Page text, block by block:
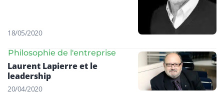
18/05/2020
Philosophie de l'entreprise
Laurent Lapierre et le
leadership
20/04/2020